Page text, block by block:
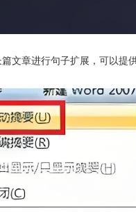
文章进行句子扩展，可以